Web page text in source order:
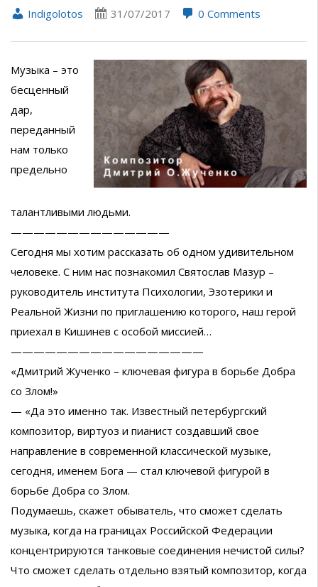
Indigolotos 31/07/2017 0 Comments
Музыка – это
бесценный
дар,
переданный
нам только
предельно
талантливыми людьми.
——————————————
Сегодня мы хотим рассказать об одном удивительном
человеке. С ним нас познакомил Святослав Мазур –
руководитель института Психологии, Эзотерики и
Реальной Жизни по приглашению которого, наш герой
приехал в Кишинев с особой миссией…
—————————————————
«Дмитрий Жученко – ключевая фигура в борьбе Добра
со Злом!»
— «Да это именно так. Известный петербургский
композитор, виртуоз и пианист создавший свое
направление в современной классической музыке,
сегодня, именем Бога — стал ключевой фигурой в
борьбе Добра со Злом.
Подумаешь, скажет обыватель, что сможет сделать
музыка, когда на границах Российской Федерации
концентрируются танковые соединения нечистой силы?
Что сможет сделать отдельно взятый композитор, когда